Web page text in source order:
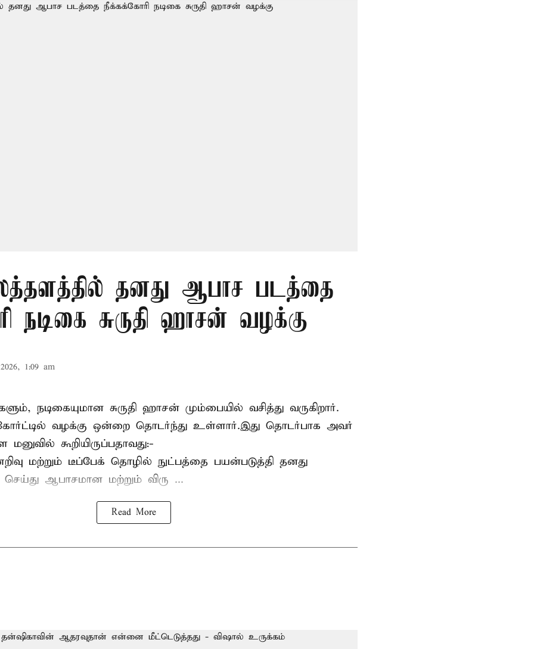
தனது ஆபாச படத்தை
நடிகை சுருதி ஹாசன் வழக்கு
1:09 am
நடிகையுமான சுருதி ஹாசன் மும்பையில் வசித்து வருகிறார்.
வழக்கு ஒன்றை தொடர்ந்து உள்ளார்.இது தொடர்பாக அவர்
கூறியிருப்பதாவது:-
மற்றும் டீப்பேக் தொழில் நுட்பத்தை பயன்படுத்தி தனது
ஆபாசமான மற்றும் விரு ...
Read More